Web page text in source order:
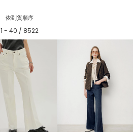
依到貨順序
1 - 40 / 8522